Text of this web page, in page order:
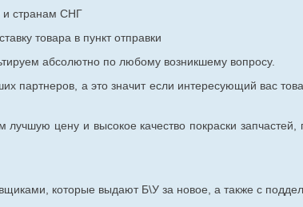
и странам СНГ
товара в пункт отправки
абсолютно по любому возникшему вопросу.
партнеров, а это значит если интересующий вас
цену и высокое качество покраски
которые выдают Б\У за новое, а также с